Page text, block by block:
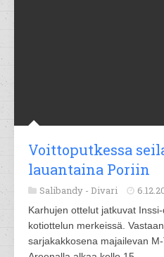
Voittoputkessa
lauantaina Poriin
Salibandy - Divari
Karhujen ottelut jatkuvat
kotiottelun merkeissä.
sarjakakkosena majailevan